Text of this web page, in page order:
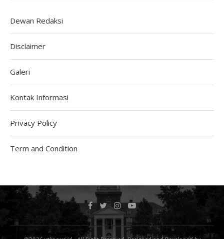
Dewan Redaksi
Disclaimer
Galeri
Kontak Informasi
Privacy Policy
Term and Condition